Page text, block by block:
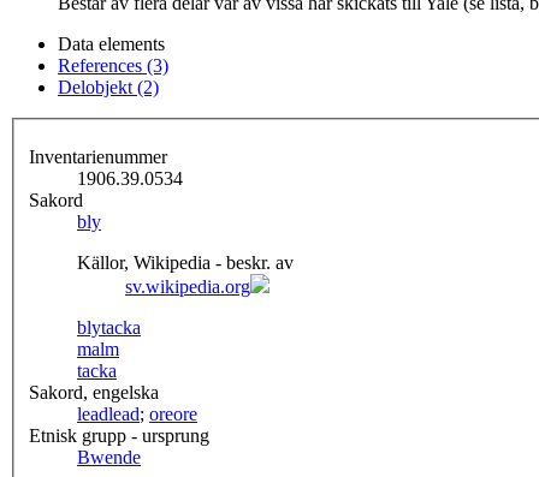
Data elements
References (3)
Delobjekt (2)
Inventarienummer
1906.39.0534
Sakord
bly
Källor, Wikipedia - beskr. av
sv.wikipedia.org
blytacka
malm
tacka
Sakord, engelska
leadlead; oreore
Etnisk grupp - ursprung
Bwende